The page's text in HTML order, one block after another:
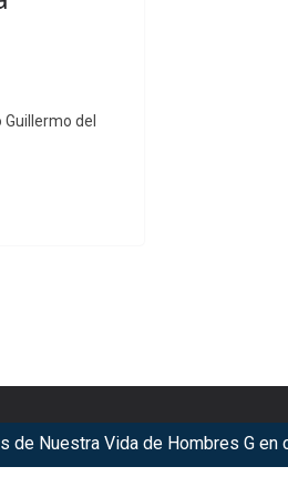
del
Vida de Hombres G en cines
Got it